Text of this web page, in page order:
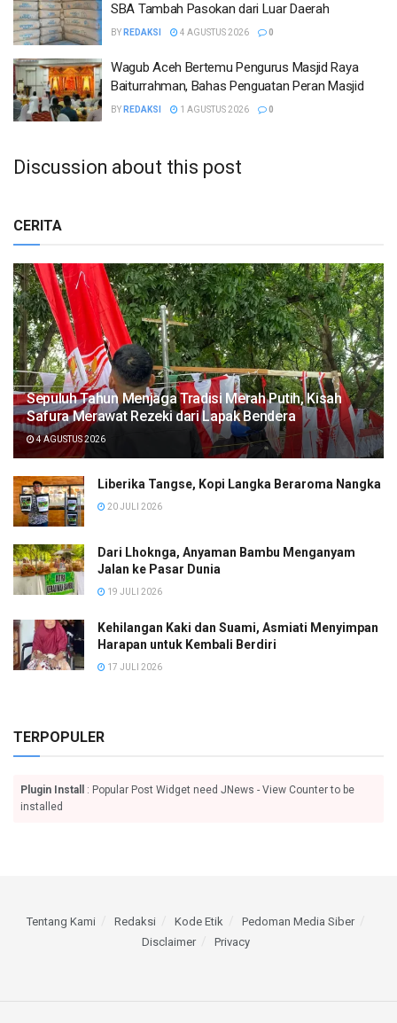
SBA Tambah Pasokan dari Luar Daerah
BY REDAKSI 4 AGUSTUS 2026 0
Wagub Aceh Bertemu Pengurus Masjid Raya
Baiturrahman, Bahas Penguatan Peran Masjid
BY REDAKSI 1 AGUSTUS 2026 0
Discussion about this post
CERITA
Sepuluh Tahun Menjaga Tradisi Merah Putih, Kisah
Safura Merawat Rezeki dari Lapak Bendera
4 AGUSTUS 2026
Liberika Tangse, Kopi Langka Beraroma Nangka
20 JULI 2026
Dari Lhoknga, Anyaman Bambu Menganyam
Jalan ke Pasar Dunia
19 JULI 2026
Kehilangan Kaki dan Suami, Asmiati Menyimpan
Harapan untuk Kembali Berdiri
17 JULI 2026
TERPOPULER
Plugin Install
: Popular Post Widget need JNews - View Counter to be
installed
Tentang Kami Redaksi Kode Etik
Pedoman Media Siber
Disclaimer
Privacy